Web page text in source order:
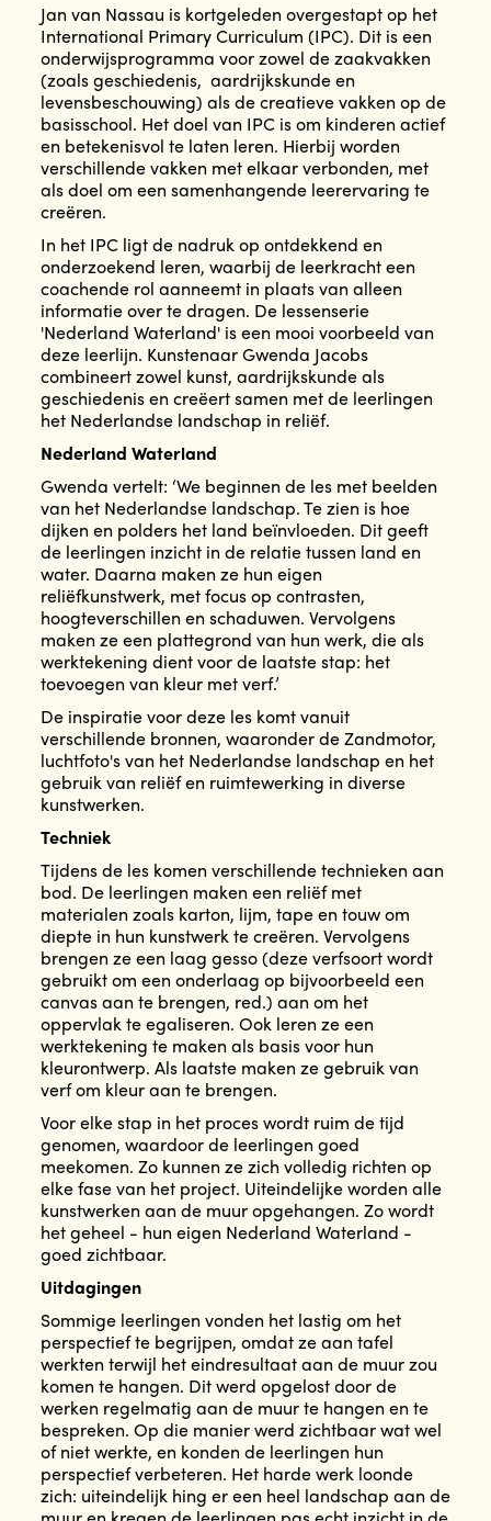
Jan van Nassau is kortgeleden overgestapt op het
International Primary Curriculum (IPC). Dit is een
onderwijsprogramma voor zowel de zaakvakken
(zoals geschiedenis, aardrijkskunde en
levensbeschouwing) als de creatieve vakken op de
basisschool. Het doel van IPC is om kinderen actief
en betekenisvol te laten leren. Hierbij worden
verschillende vakken met elkaar verbonden, met
als doel om een samenhangende leerervaring te
creëren.
In het IPC ligt de nadruk op ontdekkend en
onderzoekend leren, waarbij de leerkracht een
coachende rol aanneemt in plaats van alleen
informatie over te dragen. De lessenserie
'Nederland Waterland' is een mooi voorbeeld van
deze leerlijn. Kunstenaar Gwenda Jacobs
combineert zowel kunst, aardrijkskunde als
geschiedenis en creëert samen met de leerlingen
het Nederlandse landschap in reliëf.
Nederland Waterland
Gwenda vertelt: ‘We beginnen de les met beelden
van het Nederlandse landschap. Te zien is hoe
dijken en polders het land beïnvloeden. Dit geeft
de leerlingen inzicht in de relatie tussen land en
water. Daarna maken ze hun eigen
reliëfkunstwerk, met focus op contrasten,
hoogteverschillen en schaduwen. Vervolgens
maken ze een plattegrond van hun werk, die als
werktekening dient voor de laatste stap: het
toevoegen van kleur met verf.’
De inspiratie voor deze les komt vanuit
verschillende bronnen, waaronder de Zandmotor,
luchtfoto's van het Nederlandse landschap en het
gebruik van reliëf en ruimtewerking in diverse
kunstwerken.
Techniek
Tijdens de les komen verschillende technieken aan
bod. De leerlingen maken een reliëf met
materialen zoals karton, lijm, tape en touw om
diepte in hun kunstwerk te creëren. Vervolgens
brengen ze een laag gesso (deze verfsoort wordt
gebruikt om een onderlaag op bijvoorbeeld een
canvas aan te brengen, red.) aan om het
oppervlak te egaliseren. Ook leren ze een
werktekening te maken als basis voor hun
kleurontwerp. Als laatste maken ze gebruik van
verf om kleur aan te brengen.
Voor elke stap in het proces wordt ruim de tijd
genomen, waardoor de leerlingen goed
meekomen. Zo kunnen ze zich volledig richten op
elke fase van het project. Uiteindelijke worden alle
kunstwerken aan de muur opgehangen. Zo wordt
het geheel - hun eigen Nederland Waterland -
goed zichtbaar.
Uitdagingen
Sommige leerlingen vonden het lastig om het
perspectief te begrijpen, omdat ze aan tafel
werkten terwijl het eindresultaat aan de muur zou
komen te hangen. Dit werd opgelost door de
werken regelmatig aan de muur te hangen en te
bespreken. Op die manier werd zichtbaar wat wel
of niet werkte, en konden de leerlingen hun
perspectief verbeteren. Het harde werk loonde
zich: uiteindelijk hing er een heel landschap aan de